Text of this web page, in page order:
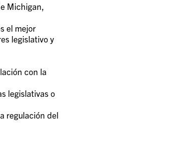
Michigan,
el mejor
legislativo y
con la
legislativas o
regulación del